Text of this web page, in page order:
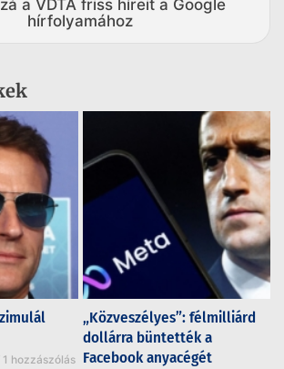
a VDTA friss híreit a Google
hírfolyamához
1 hozzászólás
„Közveszélyes”: félmilliárd
dollárra büntették a
Facebook anyacégét